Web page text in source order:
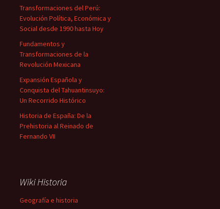
Transformaciones del Perú:
Evolución Política, Económica y
Social desde 1990 hasta Hoy
Fundamentos y
Transformaciones de la
Revolución Mexicana
Expansión Española y
Conquista del Tahuantinsuyo:
Un Recorrido Histórico
Historia de España: De la
Prehistoria al Reinado de
Fernando VII
Wiki Historia
Geografía e historia